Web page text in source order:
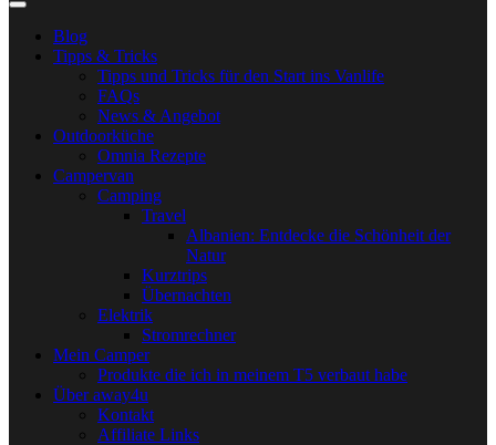
Blog
Tipps & Tricks
Tipps und Tricks für den Start ins Vanlife
FAQs
News & Angebot
Outdoorküche
Omnia Rezepte
Campervan
Camping
Travel
Albanien: Entdecke die Schönheit der
Natur
Kurztrips
Übernachten
Elektrik
Stromrechner
Mein Camper
Produkte die ich in meinem T5 verbaut habe
Über away4u
Kontakt
Affiliate Links